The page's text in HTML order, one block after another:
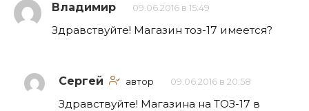
Владимир 09.06.2016 в 15:49
Здравствуйте! Магазин тоз-17 имеется?
Сергей автор 09.06.2016 в 20:58
Здравствуйте! Магазина на ТОЗ-17 в